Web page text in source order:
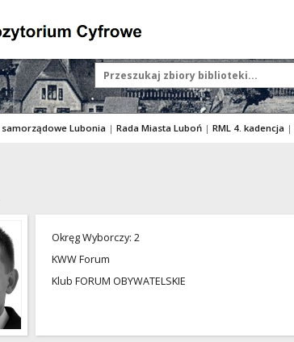
samorządowe Lubonia | Rada Miasta Luboń | RML 4. kadencja |
Okręg Wyborczy: 2
KWW Forum
Klub FORUM OBYWATELSKIE